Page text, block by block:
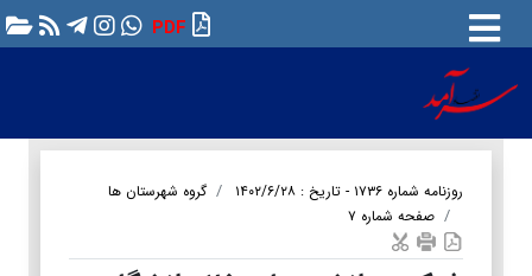
PDF
روزنامه شماره ۱۷۳۶ - تاریخ : ۱۴۰۲/۶/۲۸
گروه شهرستان ها
صفحه شماره ۷